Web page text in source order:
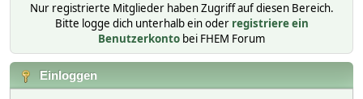
Nur registrierte Mitglieder haben Zugriff auf diesen Bereich.
Bitte logge dich unterhalb ein oder registriere ein
Benutzerkonto bei FHEM Forum
Einloggen